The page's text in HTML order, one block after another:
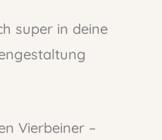
super in deine
Vierbeiner –